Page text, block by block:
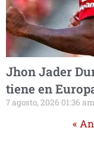
Jhon Jader
tiene en
7 agosto, 2026 01:36 am
«